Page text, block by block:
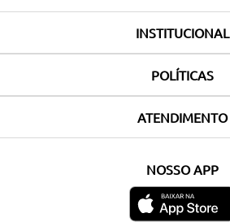
INSTITUCIONAL
POLÍTICAS
ATENDIMENTO
NOSSO APP